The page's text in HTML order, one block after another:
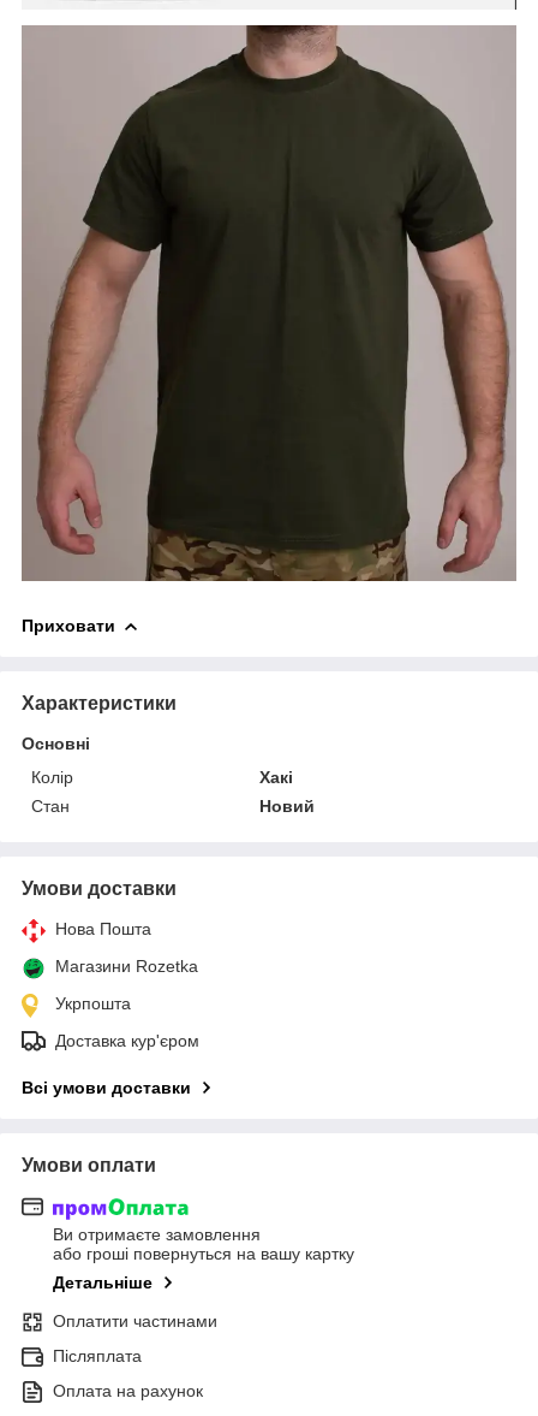
Приховати
Характеристики
Основні
Колір
Хакі
Стан
Новий
Умови доставки
Нова Пошта
Магазини Rozetka
Укрпошта
Доставка кур'єром
Всі умови доставки
Умови оплати
Ви отримаєте замовлення
або гроші повернуться на вашу картку
Детальніше
Оплатити частинами
Післяплата
Оплата на рахунок